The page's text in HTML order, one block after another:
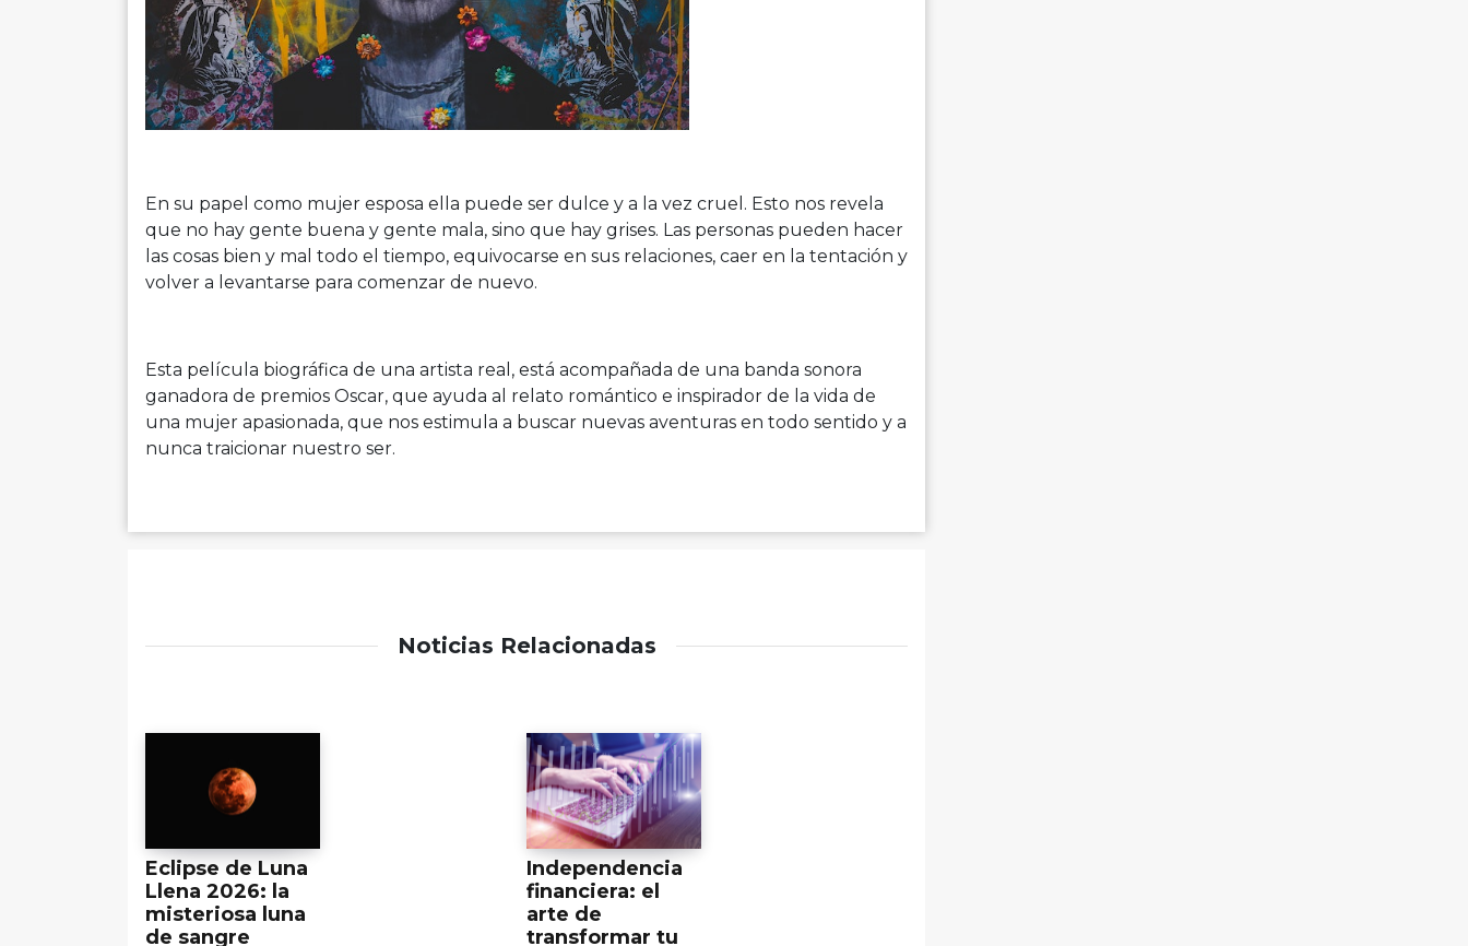
En su papel como mujer esposa ella puede ser dulce y a la vez cruel. Esto nos revela
que no hay gente buena y gente mala, sino que hay grises. Las personas pueden hacer
las cosas bien y mal todo el tiempo, equivocarse en sus relaciones, caer en la tentación y
volver a levantarse para comenzar de nuevo.
Esta película biográfica de una artista real, está acompañada de una banda sonora
ganadora de premios Oscar, que ayuda al relato romántico e inspirador de la vida de
una mujer apasionada, que nos estimula a buscar nuevas aventuras en todo sentido y a
nunca traicionar nuestro ser.
Noticias Relacionadas
Eclipse de Luna
Llena 2026: la
misteriosa luna
de sangre
Independencia
financiera: el
arte de
transformar tu